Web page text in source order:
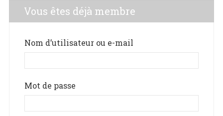
Vous êtes déjà membre
Nom d’utilisateur ou e-mail
Mot de passe